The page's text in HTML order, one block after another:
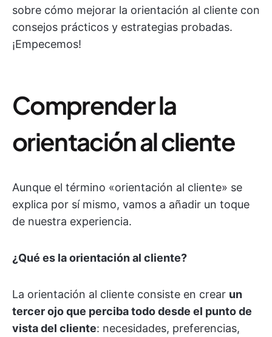
sobre cómo mejorar la orientación al cliente con
consejos prácticos y estrategias probadas.
¡Empecemos!
Comprender la
orientación al cliente
Aunque el término «orientación al cliente» se
explica por sí mismo, vamos a añadir un toque
de nuestra experiencia.
¿Qué es la orientación al cliente?
La orientación al cliente consiste en crear un
tercer ojo que perciba todo desde el punto de
vista del cliente: necesidades, preferencias,